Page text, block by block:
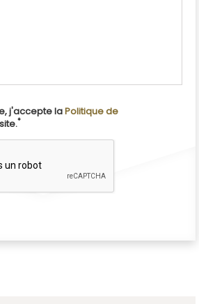
j'accepte laPolitique de
*